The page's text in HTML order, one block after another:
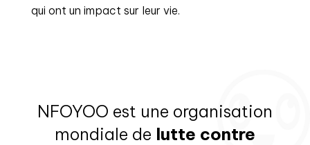
qui ont un impact sur leur vie.
NFOYOO est une organisation
mondiale de lutte contre